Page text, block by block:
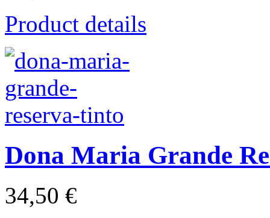
Product details
Dona Maria Grande
34,50 €